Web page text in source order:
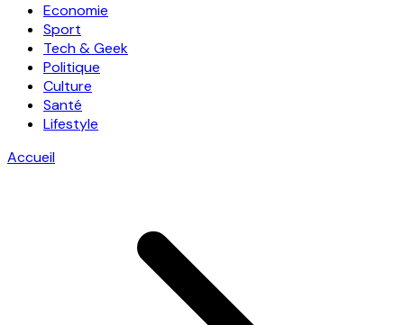
Economie
Sport
Tech & Geek
Politique
Culture
Santé
Lifestyle
Accueil